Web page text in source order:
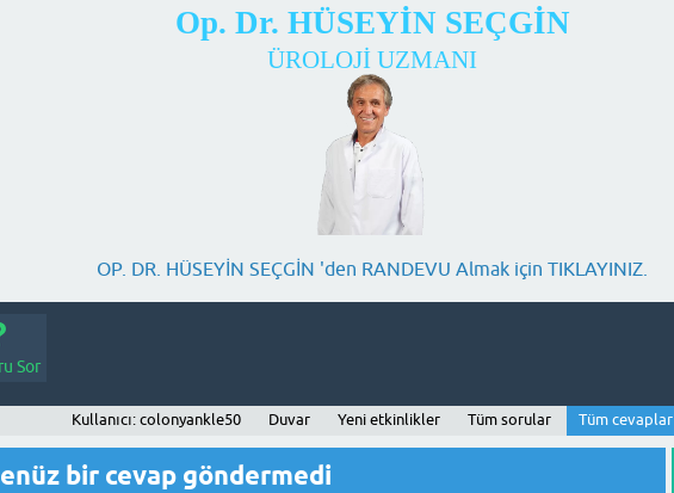
Op. Dr. HÜSEYİN SEÇGİN
ÜROLOJİ UZMANI
OP. DR. HÜSEYİN SEÇGİN 'den RANDEVU Almak için TIKLAYINIZ.
Sor
Kullanıcı: colonyankle50 Duvar Yeni etkinlikler Tüm sorular Tüm cevaplar
bir cevap göndermedi